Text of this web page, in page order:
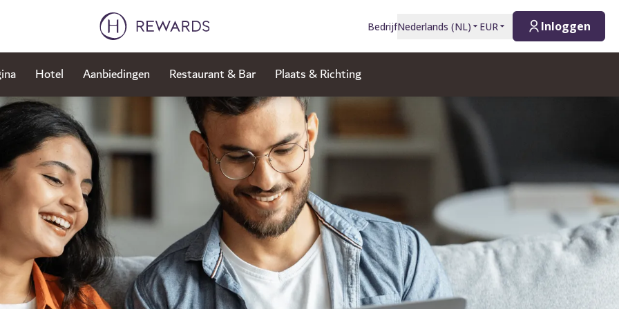
BedrijfNederlands (NL) EUR Inloggen
Hotel Aanbiedingen Restaurant & Bar Plaats & Richting